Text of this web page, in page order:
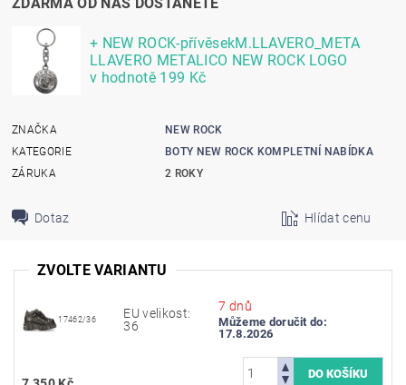
+ NEW ROCK-přívěsekM.LLAVERO_META
LLAVERO METALICO NEW ROCK LOGO
v hodnotě 199 Kč
ZNAČKA
NEW ROCK
KATEGORIE
BOTY NEW ROCK KOMPLETNÍ NABÍDKA
ZÁRUKA
2 ROKY
Dotaz Hlídat cenu
ZVOLTE VARIANTU
17462/36
EU velikost:
36
7 dnů
Můžeme doručit do:
17.8.2026